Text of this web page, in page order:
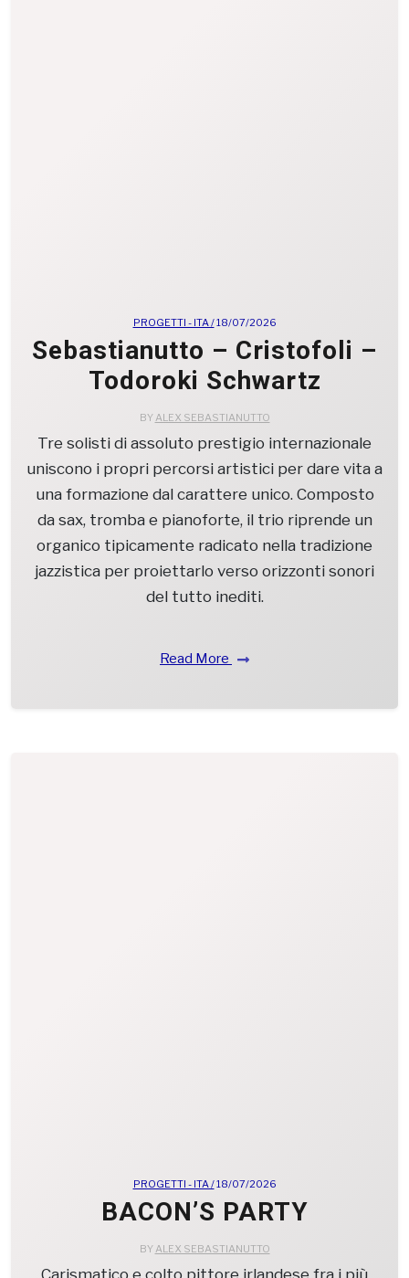
PROGETTI - ITA /18/07/2026
Sebastianutto – Cristofoli –
Todoroki Schwartz
BYALEX SEBASTIANUTTO
Tre solisti di assoluto prestigio internazionale
uniscono i propri percorsi artistici per dare vita a
una formazione dal carattere unico. Composto
da sax, tromba e pianoforte, il trio riprende un
organico tipicamente radicato nella tradizione
jazzistica per proiettarlo verso orizzonti sonori
del tutto inediti.
Read More
PROGETTI - ITA /18/07/2026
BACON’S PARTY
BYALEX SEBASTIANUTTO